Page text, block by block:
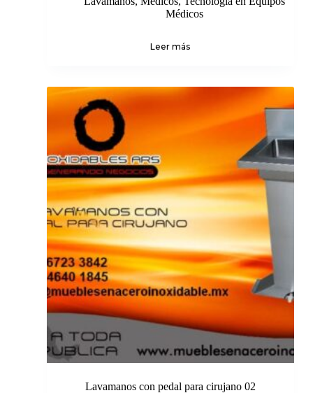
Médicos
Leer más
Lavamanos con pedal para cirujano 02